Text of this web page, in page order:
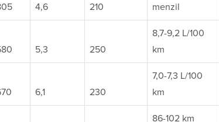
4,6 210
menzil
5,3 250
8,7-9,2 L/100
km
6,1 230
7,0-7,3 L/100
km
86-102 km